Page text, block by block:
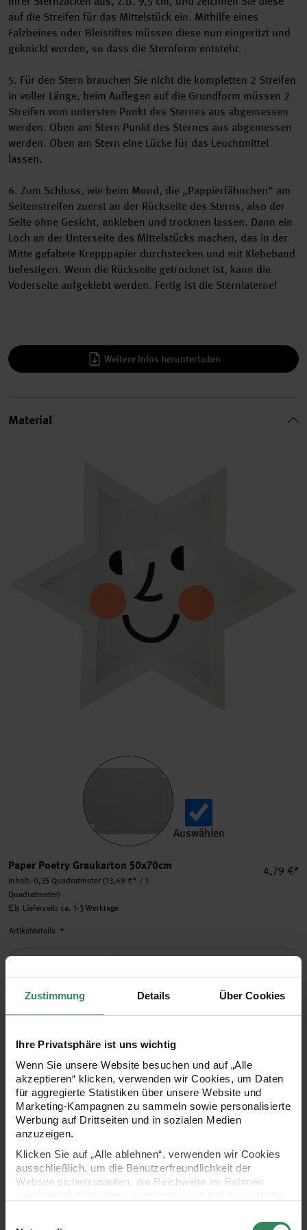
Zustimmung Details Über Cookies
Ihre Privatsphäre ist uns wichtig
Wenn Sie unsere Website besuchen und auf „Alle
akzeptieren“ klicken, verwenden wir Cookies, um Daten
für aggregierte Statistiken über unsere Website und
Marketing-Kampagnen zu sammeln sowie personalisierte
Werbung auf Drittseiten und in sozialen Medien
anzuzeigen.
Klicken Sie auf „Alle ablehnen“, verwenden wir Cookies
ausschließlich, um die Benutzerfreundlichkeit der
Website sicherzustellen, die Reichweite im Rahmen
auf die Streifen für das Mittelstück ein. Mithilfe eines
Falzbeines oder Bleistiftes müssen diese nun eingeritzt und
geknickt werden, so dass die Sternform entsteht.
5. Für den Stern brauchen Sie nicht die kompletten 2 Streifen
in voller Länge, beim Auflegen auf die Grundform müssen 2
Streifen vom untersten Punkt des Sternes aus abgemessen
werden. Oben am Stern Punkt des Sternes aus abgemessen
werden. Oben am Stern eine Lücke für das Leuchtmittel
lassen.
6. Zum Schluss, wie beim Mond, die „Pappierfähnchen“ am
Seitenstreifen zuerst an der Rückseite des Sterns, also der
Seite ohne Gesicht, ankleben und trocknen lassen. Dann ein
Loch an der Unterseite des Mittelstücks machen, das in der
Mitte gefaltete Krepppapier durchstecken und mit Klebeband
befestigen. Wenn die Rückseite getrocknet ist, kann die
Voderseite aufgeklebt werden. Fertig ist die Sternlaterne!
Weitere Infos herunterladen
Material
Auswählen
Paper Poetry Graukarton 50x70cm
Inhalt: 0,35 Quadratmeter (13,69 €* / 1
Quadratmeter)
4,79 €*
Lieferzeit: ca. 1-3 Werktage
Artikeldetails
Auswählen
Paper Poetry
Paper Poetry Transparentpapierblock
21x29,5cm 12 Blatt
Inhalt: 0,74 Quadratmeter(9,41 €* / 1
Quadratmeter)
Lieferzeit: ca. 1-3 Werktage
Artikeldetails